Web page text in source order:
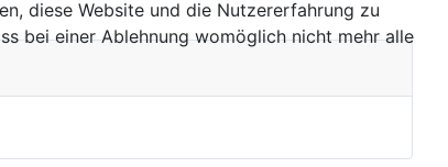
diese Website und die Nutzererfahrung zu
bei einer Ablehnung womöglich nicht mehr alle